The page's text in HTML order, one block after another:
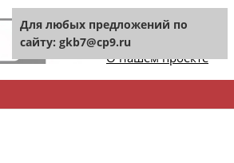
Контакты сайта
О нашем проекте
Для любых предложений по
сайту: gkb7@cp9.ru